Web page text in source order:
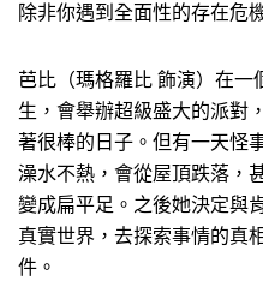
除非你遇到全面性的存在危
芭比（瑪格羅比 飾演）在一
生，會舉辦超級盛大的派對
著很棒的日子。但有一天怪
澡水不熱，會從屋頂跌落，
變成扁平足。之後她決定與
真實世界，去探索事情的真
件。